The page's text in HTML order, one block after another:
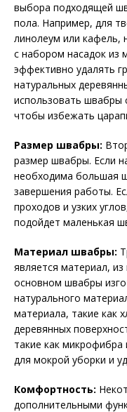
выбора подходящей
пола. Например, для
линолеум или
с набором насадок из
эффективно удалять
натуральных
использовать швабры
чтобы избежать
Размер швабры:
размер швабры. Если
необходима большая
завершения работы.
проходов и узких
подойдет маленькая
Материал швабры:
является материал,
основном швабры
натурального
материала, такие как
деревянных
такие как микрофибра
для мокрой уборки и
Комфортность:
дополнительными